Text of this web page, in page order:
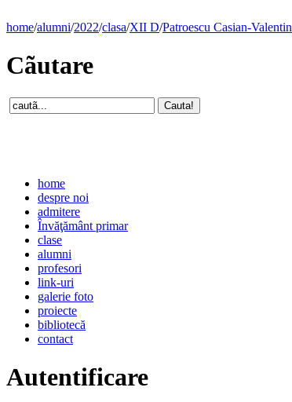
home/alumni/2022/clasa/XII D/Patroescu Casian-Valentin
Cãutare
home
despre noi
admitere
Învăţământ primar
clase
alumni
profesori
link-uri
galerie foto
proiecte
bibliotecă
contact
Autentificare